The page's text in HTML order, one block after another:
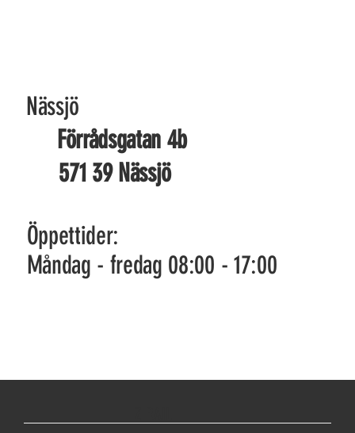
Nässjö
Förrådsgatan 4b
571 39 Nässjö
Öppettider:
Måndag - fredag 08:00 - 17:00